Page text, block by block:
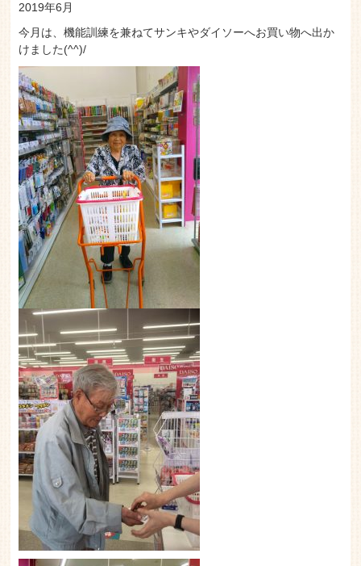
2019年6月
今月は、機能訓練を兼ねてサンキやダイソーへお買い物へ出か
けました(^^)/